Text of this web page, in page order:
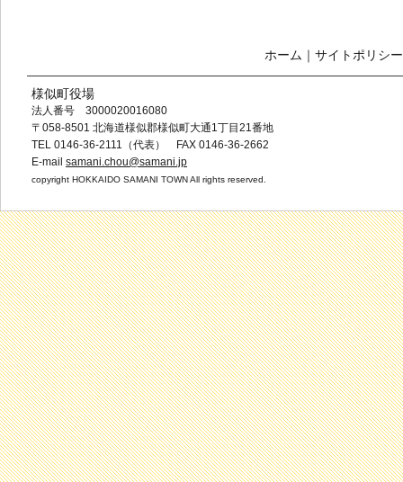
ホーム ｜ サイトポリシー
様似町役場
法人番号 3000020016080
〒058-8501 北海道様似郡様似町大通1丁目21番地
TEL 0146-36-2111（代表） FAX 0146-36-2662
E-mail samani.chou@samani.jp
copyright HOKKAIDO SAMANI TOWN All rights reserved.